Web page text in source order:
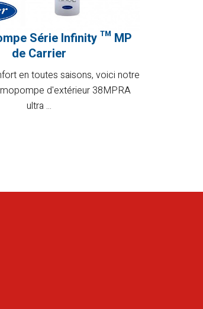
Série Infinity ™ MP
de Carrier
en toutes saisons, voici notre
d'extérieur 38MPRA
ultra ...